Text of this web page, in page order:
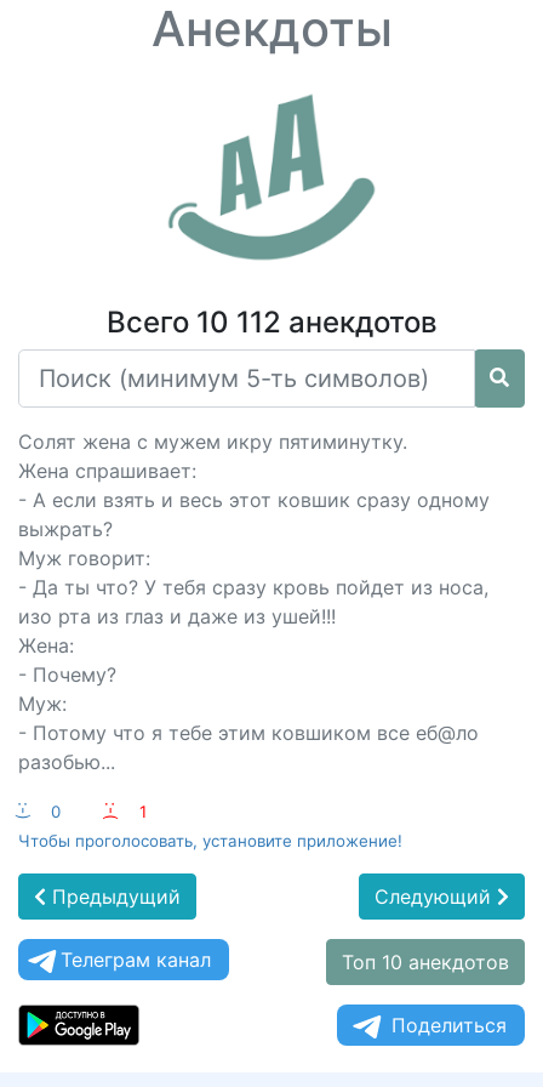
Анекдоты
Всего 10 112 анекдотов
Солят жена с мужем икру пятиминутку.
Жена спрашивает:
- А если взять и весь этот ковшик сразу одному
выжрать?
Муж говорит:
- Да ты что? У тебя сразу кровь пойдет из носа,
изо рта из глаз и даже из ушей!!!
Жена:
- Почему?
Муж:
- Потому что я тебе этим ковшиком все еб@ло
разобью...
:-) 0 :-(
1
Чтобы проголосовать, установите приложение!
Предыдущий Следующий
Телеграм канал Топ 10 анекдотов
Поделиться